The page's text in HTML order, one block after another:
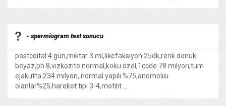
- spermiogram test sonucu
postcoital:4.gün,mıktar 3 ml,likefaksıyon 25dk,renk donuk
beyaz,ph 8,vizkozıte normal,koku özel,1ccde 78 mılyon,tum
ejakutta 234 mılyon, normal yapılı %75,anomolısı
olanlar%25,hareket tıpı 3-4,motılıt ...